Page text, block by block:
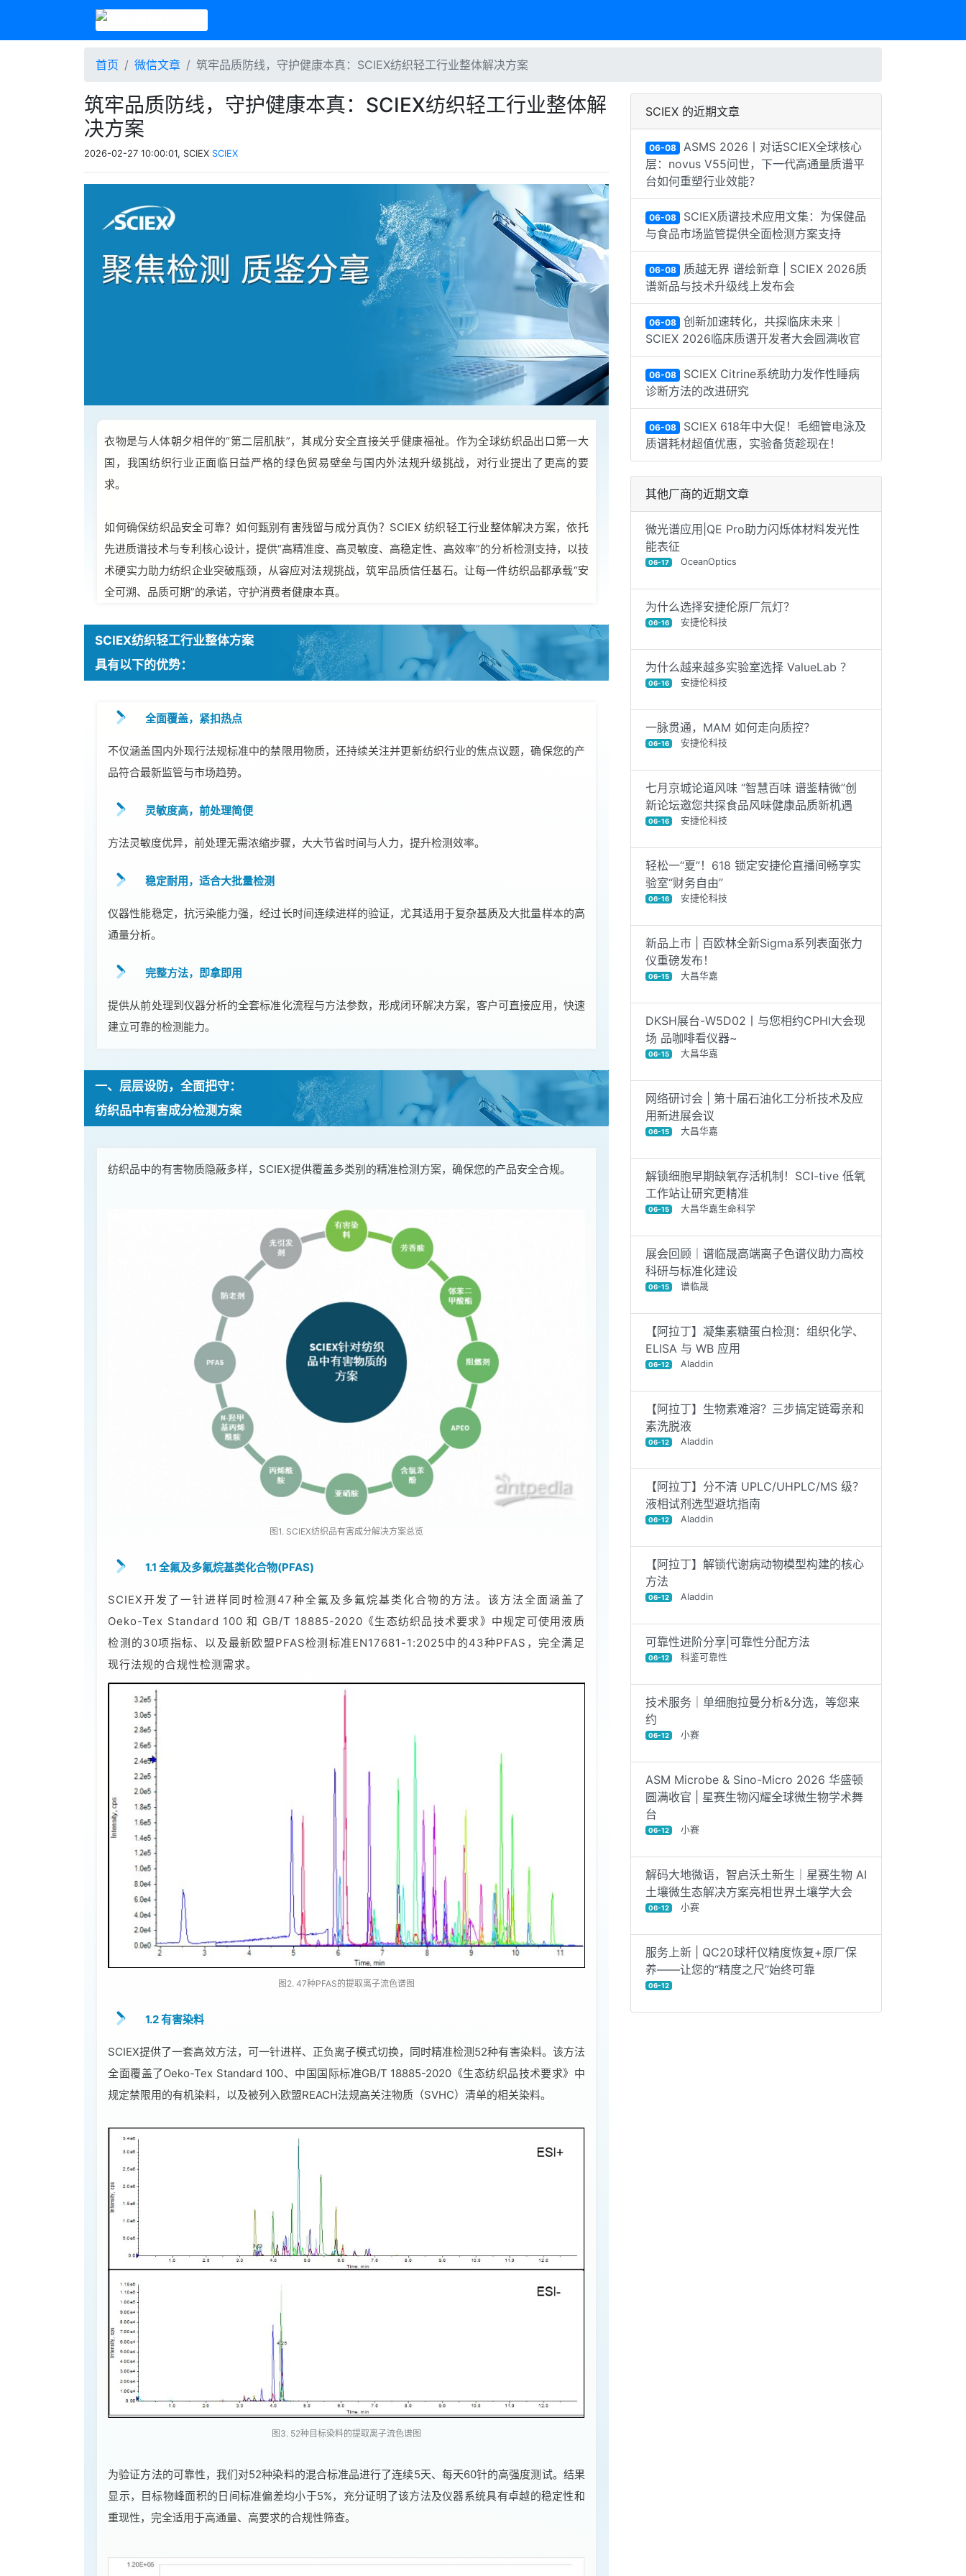
首页 微信文章 筑牢品质防线，守护健康本真：SCIEX纺织轻工行业整体解决方案
筑牢品质防线，守护健康本真：SCIEX纺织轻工行业整体解
决方案
2026-02-27 10:00:01, SCIEX SCIEX
衣物是与人体朝夕相伴的“第二层肌肤”，其成分安全直接关乎健康福祉。作为全球纺织品出口第一大
国，我国纺织行业正面临日益严格的绿色贸易壁垒与国内外法规升级挑战，对行业提出了更高的要
求。
如何确保纺织品安全可靠？如何甄别有害残留与成分真伪？SCIEX 纺织轻工行业整体解决方案，依托
先进质谱技术与专利核心设计，提供“高精准度、高灵敏度、高稳定性、高效率”的分析检测支持，以技
术硬实力助力纺织企业突破瓶颈，从容应对法规挑战，筑牢品质信任基石。让每一件纺织品都承载“安
全可溯、品质可期”的承诺，守护消费者健康本真。
SCIEX纺织轻工行业整体方案
具有以下的优势：
全面覆盖，紧扣热点
不仅涵盖国内外现行法规标准中的禁限用物质，还持续关注并更新纺织行业的焦点议题，确保您的产
品符合最新监管与市场趋势。
灵敏度高，前处理简便
方法灵敏度优异，前处理无需浓缩步骤，大大节省时间与人力，提升检测效率。
稳定耐用，适合大批量检测
仪器性能稳定，抗污染能力强，经过长时间连续进样的验证，尤其适用于复杂基质及大批量样本的高
通量分析。
完整方法，即拿即用
提供从前处理到仪器分析的全套标准化流程与方法参数，形成闭环解决方案，客户可直接应用，快速
建立可靠的检测能力。
一、层层设防，全面把守：
纺织品中有害成分检测方案
纺织品中的有害物质隐蔽多样，SCIEX提供覆盖多类别的精准检测方案，确保您的产品安全合规。
图1. SCIEX纺织品有害成分解决方案总览
1.1 全氟及多氟烷基类化合物(PFAS)
SCIEX开发了一针进样同时检测47种全氟及多氟烷基类化合物的方法。该方法全面涵盖了
Oeko-Tex Standard 100 和 GB/T 18885-2020《生态纺织品技术要求》中规定可使用液质
检测的30项指标、以及最新欧盟PFAS检测标准EN17681-1:2025中的43种PFAS，完全满足
现行法规的合规性检测需求。
图2. 47种PFAS的提取离子流色谱图
1.2 有害染料
SCIEX提供了一套高效方法，可一针进样、正负离子模式切换，同时精准检测52种有害染料。该方法
全面覆盖了Oeko-Tex Standard 100、中国国际标准GB/T 18885-2020《生态纺织品技术要求》中
规定禁限用的有机染料，以及被列入欧盟REACH法规高关注物质（SVHC）清单的相关染料。
图3. 52种目标染料的提取离子流色谱图
为验证方法的可靠性，我们对52种染料的混合标准品进行了连续5天、每天60针的高强度测试。结果
显示，目标物峰面积的日间标准偏差均小于5%，充分证明了该方法及仪器系统具有卓越的稳定性和
重现性，完全适用于高通量、高要求的合规性筛查。
SCIEX 的近期文章
06-08 ASMS 2026丨对话SCIEX全球核心
层：novus V55问世，下一代高通量质谱平
台如何重塑行业效能？
06-08 SCIEX质谱技术应用文集：为保健品
与食品市场监管提供全面检测方案支持
06-08 质越无界 谱绘新章 | SCIEX 2026质
谱新品与技术升级线上发布会
06-08 创新加速转化，共探临床未来｜
SCIEX 2026临床质谱开发者大会圆满收官
06-08 SCIEX Citrine系统助力发作性睡病
诊断方法的改进研究
06-08 SCIEX 618年中大促！毛细管电泳及
质谱耗材超值优惠，实验备货趁现在！
其他厂商的近期文章
微光谱应用|QE Pro助力闪烁体材料发光性
能表征
06-17 OceanOptics
为什么选择安捷伦原厂氘灯？
06-16 安捷伦科技
为什么越来越多实验室选择 ValueLab ？
06-16 安捷伦科技
一脉贯通，MAM 如何走向质控？
06-16 安捷伦科技
七月京城论道风味 “智慧百味 谱鉴精微”创
新论坛邀您共探食品风味健康品质新机遇
06-16 安捷伦科技
轻松一“夏”！618 锁定安捷伦直播间畅享实
验室“财务自由”
06-16 安捷伦科技
新品上市 | 百欧林全新Sigma系列表面张力
仪重磅发布！
06-15 大昌华嘉
DKSH展台-W5D02丨与您相约CPHI大会现
场 品咖啡看仪器~
06-15 大昌华嘉
网络研讨会 | 第十届石油化工分析技术及应
用新进展会议
06-15 大昌华嘉
解锁细胞早期缺氧存活机制！SCI-tive 低氧
工作站让研究更精准
06-15 大昌华嘉生命科学
展会回顾｜谱临晟高端离子色谱仪助力高校
科研与标准化建设
06-15 谱临晟
【阿拉丁】凝集素糖蛋白检测：组织化学、
ELISA 与 WB 应用
06-12 Aladdin
【阿拉丁】生物素难溶？三步搞定链霉亲和
素洗脱液
06-12 Aladdin
【阿拉丁】分不清 UPLC/UHPLC/MS 级？
液相试剂选型避坑指南
06-12 Aladdin
【阿拉丁】解锁代谢病动物模型构建的核心
方法
06-12 Aladdin
可靠性进阶分享|可靠性分配方法
06-12 科鉴可靠性
技术服务｜单细胞拉曼分析&分选，等您来
约
06-12 小赛
ASM Microbe & Sino-Micro 2026 华盛顿
圆满收官 | 星赛生物闪耀全球微生物学术舞
台
06-12 小赛
解码大地微语，智启沃土新生｜星赛生物 AI
土壤微生态解决方案亮相世界土壤学大会
06-12 小赛
服务上新 | QC20球杆仪精度恢复+原厂保
养——让您的“精度之尺”始终可靠
06-12